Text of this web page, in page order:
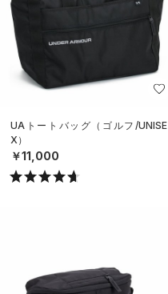
UAトートバッグ（ゴルフ/UNISE
X）
￥11,000